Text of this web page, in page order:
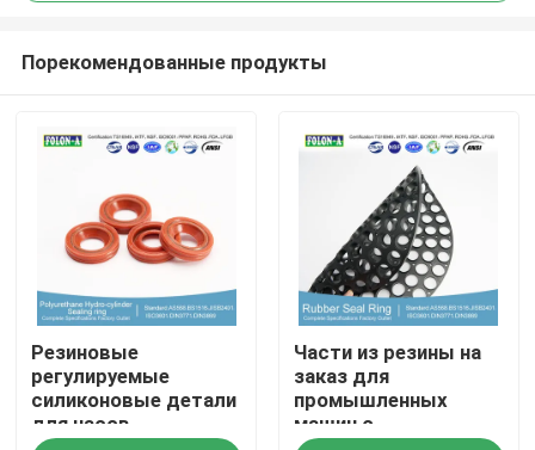
Главная страница
Продукция
Порекомендованные продукты
Резиновые
регулируемые
силиконовые детали
для часов
Части из резины на
заказ для
промышленных
машин с